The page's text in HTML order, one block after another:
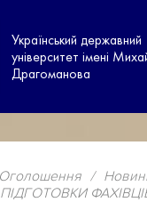
Український державний
університет імені
Драгоманова
Оголошення /